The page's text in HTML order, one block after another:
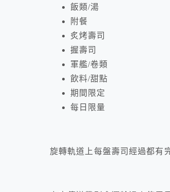
飯類/湯
附餐
炙烤壽司
握壽司
軍艦/卷類
飲料/甜點
期間限定
每日限量
旋轉軌道上每盤壽司經過都有